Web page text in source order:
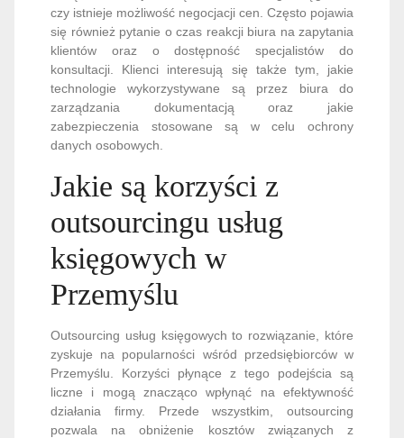
czy istnieje możliwość negocjacji cen. Często pojawia
się również pytanie o czas reakcji biura na zapytania
klientów oraz o dostępność specjalistów do
konsultacji. Klienci interesują się także tym, jakie
technologie wykorzystywane są przez biura do
zarządzania dokumentacją oraz jakie
zabezpieczenia stosowane są w celu ochrony
danych osobowych.
Jakie są korzyści z
outsourcingu usług
księgowych w
Przemyślu
Outsourcing usług księgowych to rozwiązanie, które
zyskuje na popularności wśród przedsiębiorców w
Przemyślu. Korzyści płynące z tego podejścia są
liczne i mogą znacząco wpłynąć na efektywność
działania firmy. Przede wszystkim, outsourcing
pozwala na obniżenie kosztów związanych z